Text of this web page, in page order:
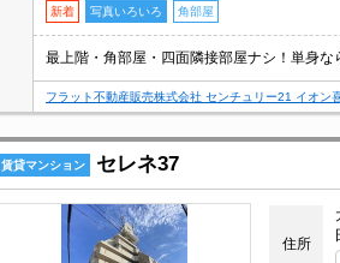
新着 写真いろいろ 角部屋
最上階・角部屋・四面隣接部屋ナシ！単身な
フラット不動産販売株式会社 センチュリー21 イオン
賃貸マンション セレネ37
住所